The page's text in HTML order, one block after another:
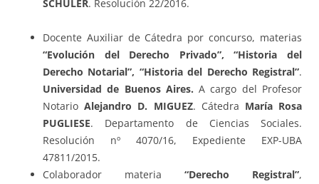
SCHULER. Resolución 22/2016.
Docente Auxiliar de Cátedra por concurso, materias
“Evolución del Derecho Privado”, “Historia del
Derecho Notarial”, “Historia del Derecho Registral”.
Universidad de Buenos Aires. A cargo del Profesor
NotarioAlejandro D. MIGUEZ. Cátedra María Rosa
PUGLIESE. Departamento de Ciencias Sociales.
Resolución nº 4070/16, Expediente EXP-UBA
47811/2015.
Colaborador materia “Derecho Registral”,